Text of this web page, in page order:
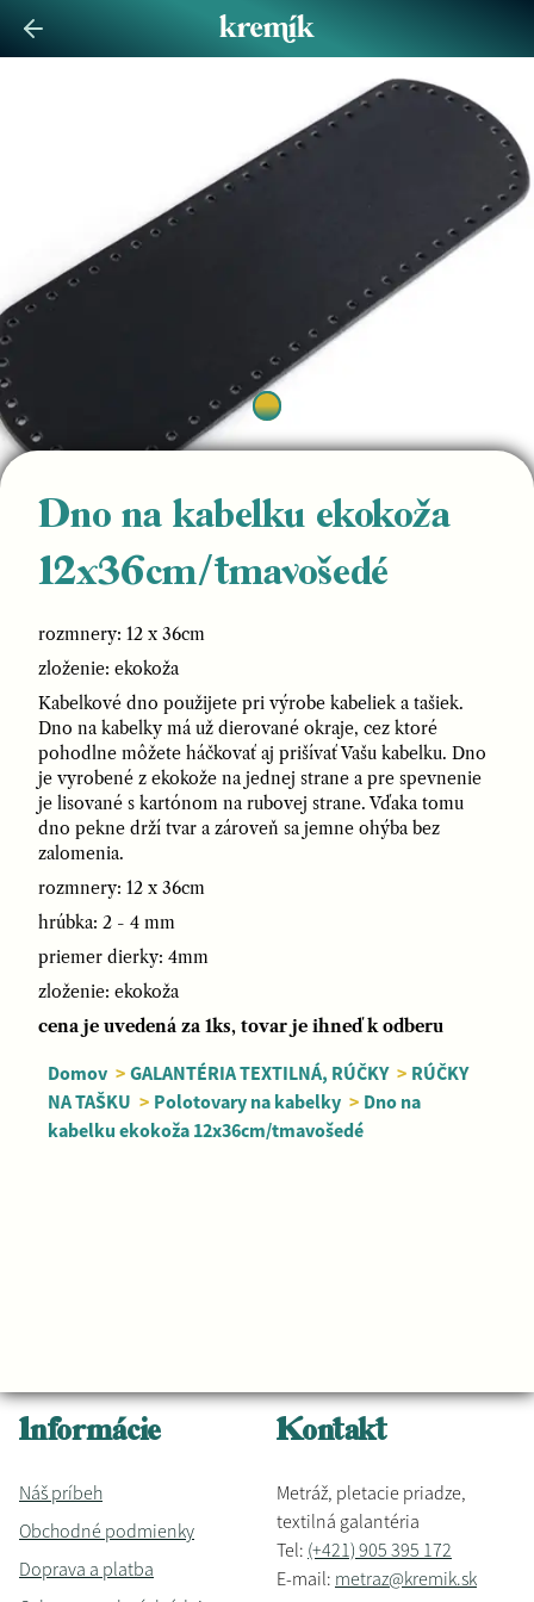
Dno na kabelku ekokoža
12x36cm/tmavošedé
rozmnery: 12 x 36cm
zloženie: ekokoža
Kabelkové dno použijete pri výrobe kabeliek a tašiek.
Dno na kabelky má už dierované okraje, cez ktoré
pohodlne môžete háčkovať aj prišívať Vašu kabelku. Dno
je vyrobené z ekokože na jednej strane a pre spevnenie
je lisované s kartónom na rubovej strane. Vďaka tomu
dno pekne drží tvar a zároveň sa jemne ohýba bez
zalomenia.
rozmnery: 12 x 36cm
hrúbka: 2 - 4 mm
priemer dierky: 4mm
zloženie: ekokoža
cena je uvedená za 1ks, tovar je ihneď k odberu
Domov > GALANTÉRIA TEXTILNÁ, RÚČKY > RÚČKY
NA TAŠKU > Polotovary na kabelky > Dno na
kabelku ekokoža 12x36cm/tmavošedé
Informácie
Náš príbeh
Obchodné podmienky
Doprava a platba
Kontakt
Metráž, pletacie priadze,
textilná galantéria
Tel: (+421) 905 395 172
E-mail: metraz@kremik.sk